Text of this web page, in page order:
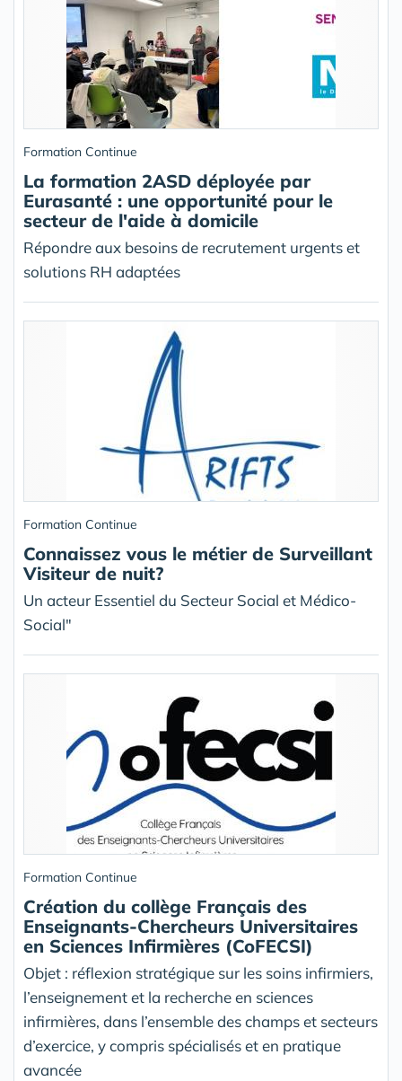
Formation Continue
La formation 2ASD déployée par
Eurasanté : une opportunité pour le
secteur de l'aide à domicile
Répondre aux besoins de recrutement urgents et
solutions RH adaptées
Formation Continue
Connaissez vous le métier de Surveillant
Visiteur de nuit?
Un acteur Essentiel du Secteur Social et Médico-
Social"
Formation Continue
Création du collège Français des
Enseignants-Chercheurs Universitaires
en Sciences Infirmières (CoFECSI)
Objet : réflexion stratégique sur les soins infirmiers,
l’enseignement et la recherche en sciences
infirmières, dans l’ensemble des champs et secteurs
d’exercice, y compris spécialisés et en pratique
avancée